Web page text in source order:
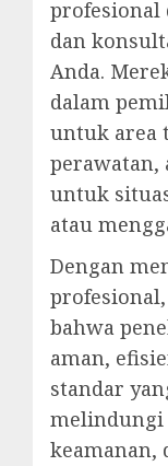
profesional
dan
Anda.
dalam
untuk area
perawatan,
untuk
atau
Dengan
bahwa
aman,
standar
melindungi
keamanan,